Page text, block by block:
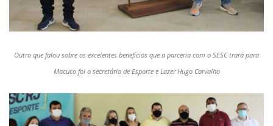
Outro que falou sobre os excelentes benefícios que a parceria com o SESC trará para
Macuco foi o secretário de Esporte e Lazer Hugo Carvalho